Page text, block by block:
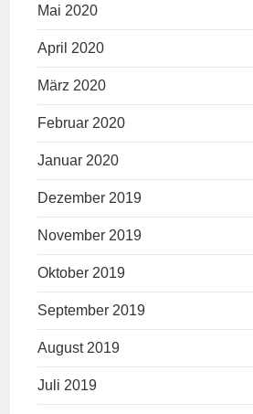
Mai 2020
April 2020
März 2020
Februar 2020
Januar 2020
Dezember 2019
November 2019
Oktober 2019
September 2019
August 2019
Juli 2019